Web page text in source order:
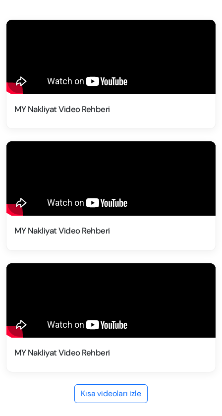
MY Nakliyat Video Rehberi
MY Nakliyat Video Rehberi
MY Nakliyat Video Rehberi
Kısa videoları izle